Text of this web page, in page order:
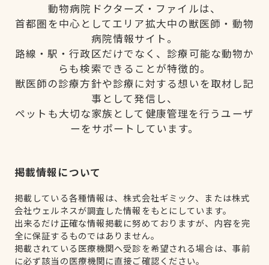
動物病院ドクターズ・ファイルは、
首都圏を中心としてエリア拡大中の獣医師・動物
病院情報サイト。
路線・駅・行政区だけでなく、診療可能な動物か
らも検索できることが特徴的。
獣医師の診療方針や診療に対する想いを取材し記
事として発信し、
ペットも大切な家族として健康管理を行うユーザ
ーをサポートしています。
掲載情報について
掲載している各種情報は、株式会社ギミック、または株式
会社ウェルネスが調査した情報をもとにしています。
出来るだけ正確な情報掲載に努めておりますが、内容を完
全に保証するものではありません。
掲載されている医療機関へ受診を希望される場合は、事前
に必ず該当の医療機関に直接ご確認ください。